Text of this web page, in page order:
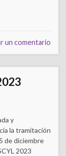
un comentario
y
la tramitación
de diciembre
2023